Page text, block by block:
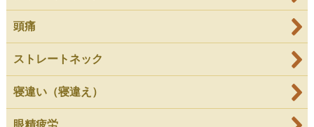
頭痛
ストレートネック
寝違い（寝違え）
眼精疲労